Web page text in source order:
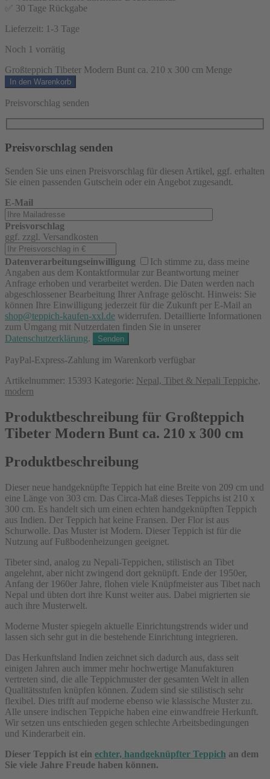
✅ 30 Tage Rückgabe
Lieferzeit: 1-3 Tage
Noch 1 vorrätig
Großteppich Tibeter Modern Bunt ca. 210 x 300 cm Menge
In den Warenkorb
Preisvorschlag senden
Preisvorschlag senden
Senden Sie uns einen Preisvorschlag für diesen Artikel, ggf. erhalten
Sie einen passenden Gutschein oder ein Angebot zugesandt.
E-Mail
Preisvorschlag
ggf. zzgl. Versandkosten
Datenverarbeitungseinwilligung
Ich stimme zu, dass meine
Angaben aus dem Kontaktformular zur Beantwortung meiner
Anfrage erhoben und verarbeitet werden. Die Daten werden nach
abgeschlossener Bearbeitung Ihrer Anfrage gelöscht. Hinweis: Sie
können Ihre Einwilligung jederzeit für die Zukunft per E-Mail an
shop@teppich-kaufen-xxl.de widerrufen. Detaillierte Informationen
zum Umgang mit Nutzerdaten finden Sie in unserer
Datenschutzerklärung.
PayPal-Express-Zahlung im Warenkorb verfügbar
Artikelnummer: 15393 Kategorie: Nepal, Tibet & Nepali Teppiche,
modern
Produktbeschreibung für Großteppich
Tibeter Modern Bunt ca. 210 x 300 cm
Produktbeschreibung
Dieser neue handgeknüpfte Teppich hat eine Breite von 209 cm und
eine Länge von 303 cm. Das Circa-Maß dieses Teppichs ist 210 x
300 cm. Es handelt sich um einen echten handgeknüpften Teppich
aus Indien. Der Teppich hat keine Fransen. Der Flor ist aus
Schurwolle. Das Muster ist Modern. Dieser Teppich ist für die
Nutzung auf Fußbodenheizungen geeignet.
Tibeter sind, analog zu Nepali-Teppichen, stilistisch an Tibet
angelehnt, aber nicht zwingend dort geknüpft. Ende der 1950er,
Anfang der 1960er Jahre, flohen viele Knüpfmeister aus Tibet nach
Nepal und übten dort ihre Kunst weiter aus. Dabei migrierten sie
auch ihre Musterwelt.
Moderne Muster spiegeln aktuelle Einrichtungstrends wider und
lassen sich sehr gut in die bestehende Einrichtung integrieren.
Das Herkunftsland Indien zeichnet sich dadurch aus, dass seit
einigen Jahren auch immer mehr hochwertige Manufakturen
vertreten sind, die alle Teppichmuster der gesamten Welt in allen
Qualitätsstufen knüpfen können. Zudem sind sie stilistisch sehr
flexibel. Dies trifft auf moderne ebenso wie klassische Muster zu.
Alle unsere indischen Teppiche haben eine einwandfreie Herkunft.
Wir setzen uns entschieden gegen schlechte Arbeitsbedingungen
und Kinderarbeit ein.
Dieser Teppich ist ein echter, handgeknüpfter Teppich an dem
Sie viele Jahre Freude haben können.